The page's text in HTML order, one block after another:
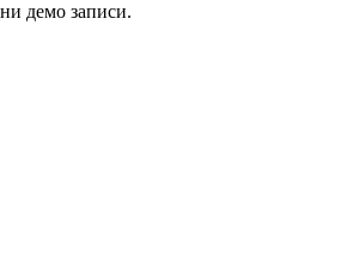
демо записи.